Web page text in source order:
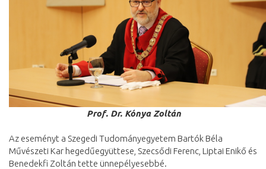
Prof. Dr. Kónya Zoltán
Az eseményt a Szegedi Tudományegyetem Bartók Béla
Művészeti Kar hegedűegyüttese, Szecsődi Ferenc, Liptai Enikő és
Benedekfi Zoltán tette ünnepélyesebbé.